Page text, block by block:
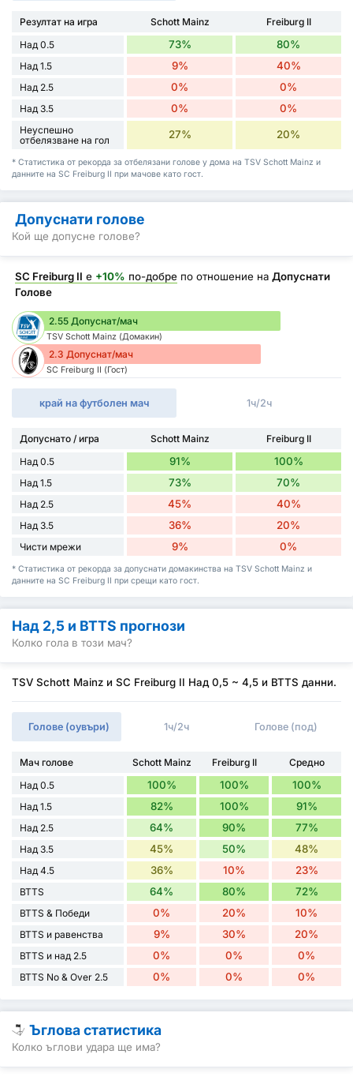
Резултат на игра Schott Mainz
Freiburg II
Над 0.5
73% 80%
Над 1.5 9% 40%
Над 2.5 0% 0%
Над 3.5 0% 0%
Неуспешно
отбелязване на гол
27% 20%
* Статистика от рекорда за отбелязани голове у дома на TSV Schott Mainz и
данните на SC Freiburg II при мачове като гост.
Допуснати голове
Кой ще допусне голове?
SC Freiburg II е +10% по-добре по отношение на Допуснати
Голове
2.55 Допуснат/мач
TSV Schott Mainz (Домакин)
2.3 Допуснат/мач
SC Freiburg II (Гост)
край на футболен мач 1ч/2ч
Допуснато / игра Schott Mainz
Freiburg II
Над 0.5
91% 100%
Над 1.5 73% 70%
Над 2.5 45% 40%
Над 3.5 36% 20%
Чисти мрежи 9% 0%
* Статистика от рекорда за допуснати домакинства на TSV Schott Mainz и
данните на SC Freiburg II при срещи като гост.
Над 2,5 и BTTS прогнози
Колко гола в този мач?
TSV Schott Mainz и SC Freiburg II Над 0,5 ~ 4,5 и BTTS данни.
Голове (оувъри) 1ч/2ч Голове (под)
Мач голове Schott Mainz Freiburg II
Средно
Над 0.5
100% 100% 100%
Над 1.5 82% 100% 91%
Над 2.5 64% 90% 77%
Над 3.5 45% 50% 48%
Над 4.5 36% 10% 23%
BTTS 64% 80% 72%
BTTS & Победи 0% 20% 10%
BTTS и равенства 9% 30% 20%
BTTS и над 2.5 0% 0% 0%
BTTS No & Over 2.5 0% 0% 0%
Ъглова статистика
Колко ъглови удара ще има?